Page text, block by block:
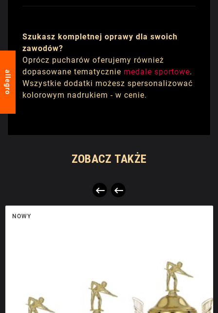
Szukasz kompletnej oprawy dla swoich
zawodów?
Oprócz pucharów oferujemy również
dopasowane tematycznie medale sportowe.
Wszystkie dodatki możesz spersonalizować
kolorowym nadrukiem - w cenie.
ZOBACZ TAKŻE
 
NOWY
allegro